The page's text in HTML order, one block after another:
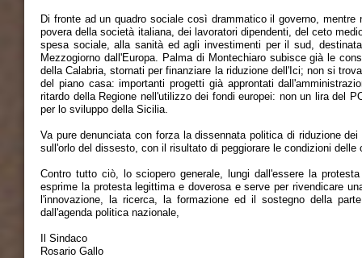
Di fronte ad un quadro sociale così drammatico il governo,
povera della società italiana, dei lavoratori dipendenti, del ceto
spesa sociale, alla sanità ed agli investimenti per il sud,
Mezzogiorno dall'Europa. Palma di Montechiaro subisce già le
della Calabria, stornati per finanziare la riduzione dell'Ici; non si
del piano casa: importanti progetti già approntati
ritardo della Regione nell'utilizzo dei fondi europei: non un lira del
per lo sviluppo della Sicilia.
Va pure denunciata con forza la dissennata politica di riduzione
sull'orlo del dissesto, con il risultato di peggiorare le condizioni delle
Contro tutto ciò, lo sciopero generale, lungi dall'essere la
esprime la protesta legittima e doverosa e serve per rivendicare
l'innovazione, la ricerca, la formazione ed il sostegno della
dall'agenda politica nazionale,
Il Sindaco
Rosario Gallo